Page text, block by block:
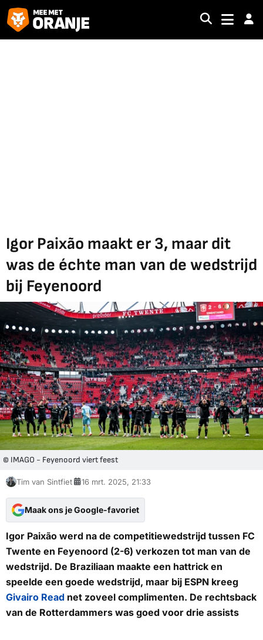
Igor Paixão maakt er 3, maar dit
was de échte man van de wedstrijd
bij Feyenoord
© IMAGO - Feyenoord viert feest
Tim van Sintfiet 16 mrt. 2025, 21:33
Maak ons je Google-favoriet
Igor Paixão werd na de competitiewedstrijd tussen FC
Twente en Feyenoord (2-6) verkozen tot man van de
wedstrijd. De Braziliaan maakte een hattrick en
speelde een goede wedstrijd, maar bij ESPN kreeg
Givairo Read net zoveel complimenten. De rechtsback
van de Rotterdammers was goed voor drie assists